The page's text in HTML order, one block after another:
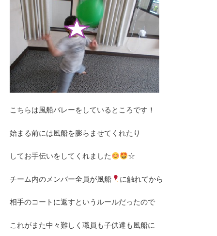
こちらは風船バレーをしているところです！
始まる前には風船を膨らませてくれたり
してお手伝いをしてくれました ☆
チーム内のメンバー全員が風船 に触れてから
相手のコートに返すというルールだったので
これがまた中々難しく職員も子供達も風船に